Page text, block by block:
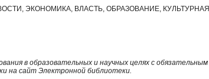
ЭКОНОМИКА, ВЛАСТЬ, ОБРАЗОВАНИЕ, КУЛЬТУРНАЯ
в образовательных и научных целях с обязательным
на сайт Электронной библиотеки.